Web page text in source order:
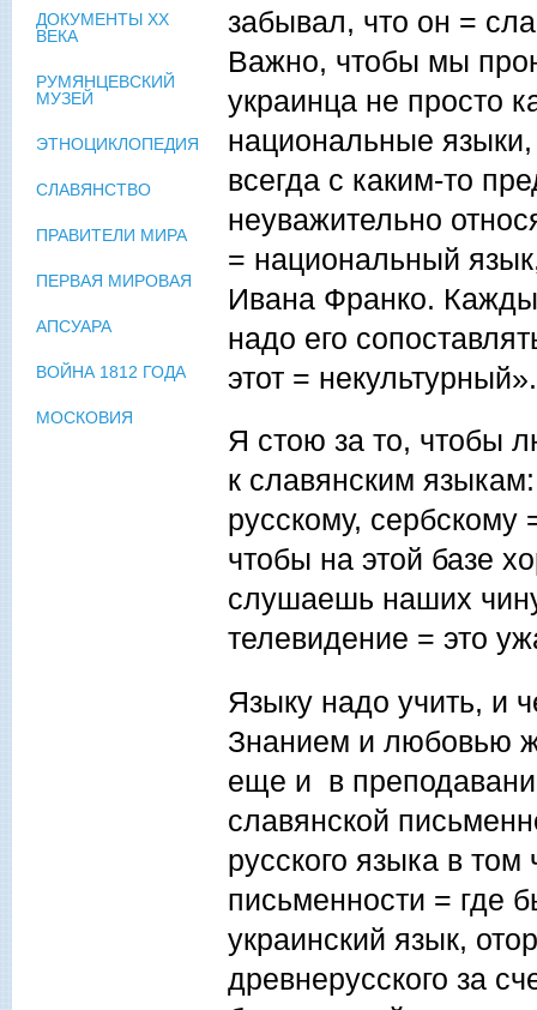
забывал, что он =
Важно, чтобы мы
украинца не просто
национальные
всегда с каким-то
неуважительно
= национальный
Ивана Франко.
надо его
этот = некультурный».
Я стою за то, чтобы
к славянским
русскому,
чтобы на этой базе
слушаешь наших
телевидение = это
Языку надо учить, и
Знанием и любовью
еще и в
славянской
русского языка в
письменности = где
украинский язык,
древнерусского за
ДОКУМЕНТЫ XX
ВЕКА
РУМЯНЦЕВСКИЙ
МУЗЕЙ
ЭТНОЦИКЛОПЕДИЯ
СЛАВЯНСТВО
ПРАВИТЕЛИ МИРА
ПЕРВАЯ МИРОВАЯ
АПСУАРА
ВОЙНА 1812 ГОДА
МОСКОВИЯ